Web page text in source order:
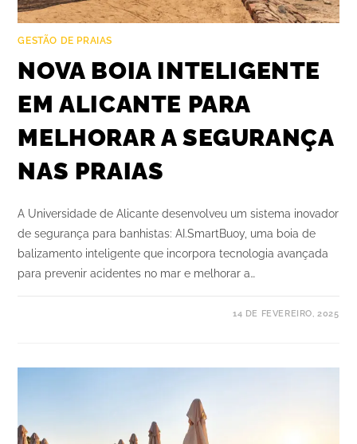
GESTÃO DE PRAIAS
NOVA BOIA INTELIGENTE
EM ALICANTE PARA
MELHORAR A SEGURANÇA
NAS PRAIAS
A Universidade de Alicante desenvolveu um sistema inovador
de segurança para banhistas: AI.SmartBuoy, uma boia de
balizamento inteligente que incorpora tecnologia avançada
para prevenir acidentes no mar e melhorar a…
14 DE FEVEREIRO, 2025